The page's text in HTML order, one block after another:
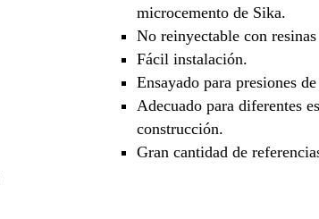
microcemento de Sika.
No reinyectable con
Fácil instalación.
Ensayado para presiones
Adecuado para diferentes
construcción.
Gran cantidad de